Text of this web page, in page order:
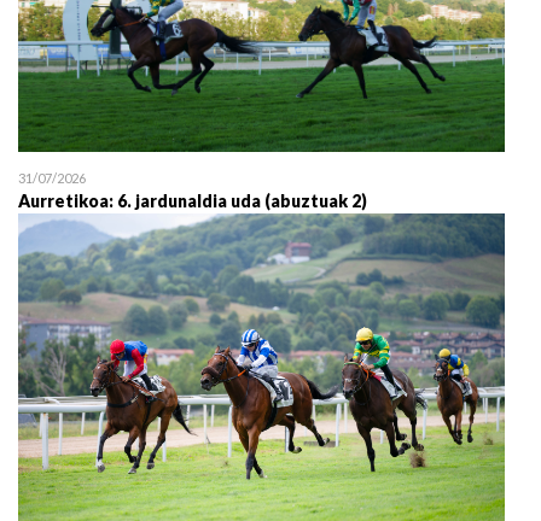
31/07/2026
Aurretikoa: 6. jardunaldia uda (abuztuak 2)